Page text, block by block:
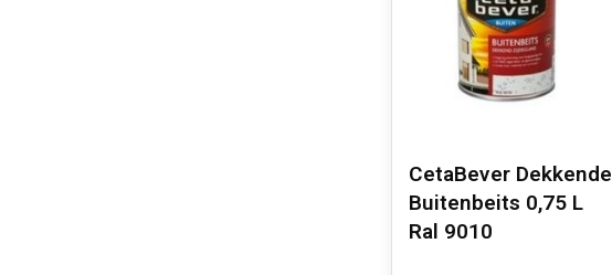
CetaBever Dekkende
Buitenbeits 0,75 L
Ral 9010